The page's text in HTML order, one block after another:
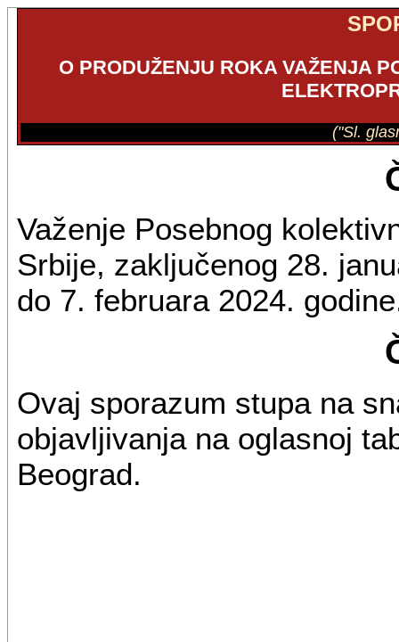
O PRODUŽENJU ROKA VAŽENJA
("Sl.
Važenje Posebnog
Srbije, zaključenog 28.
do 7. februara 2024.
Ovaj sporazum stupa na
objavljivanja na oglasnoj
Beograd.